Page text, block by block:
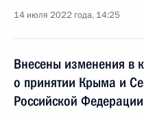
14 июля 2022 года, 14:25
Внесены изменения в
о принятии Крыма и
Российской Федерации